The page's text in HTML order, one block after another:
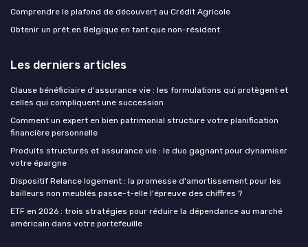
Comprendre le plafond de découvert au Crédit Agricole
Obtenir un prêt en Belgique en tant que non-résident
Les derniers articles
Clause bénéficiaire d'assurance vie : les formulations qui protègent et
celles qui compliquent une succession
Comment un expert en bien patrimonial structure votre planification
financière personnelle
Produits structurés et assurance vie : le duo gagnant pour dynamiser
votre épargne
Dispositif Relance logement : la promesse d'amortissement pour les
bailleurs non meublés passe-t-elle l'épreuve des chiffres ?
ETF en 2026 : trois stratégies pour réduire la dépendance au marché
américain dans votre portefeuille